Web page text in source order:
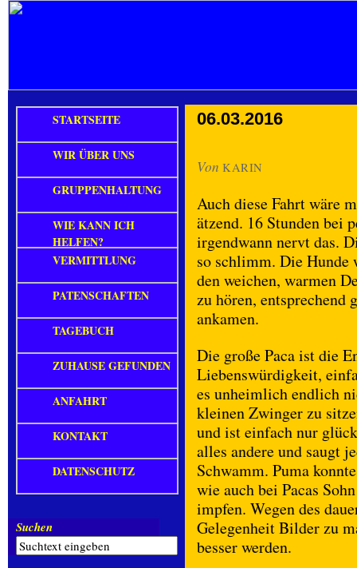
06.03.2016
Von KARIN
Auch diese Fahrt wäre
ätzend. 16 Stunden bei
irgendwann nervt das.
so schlimm. Die
den weichen, warmen
zu hören, entsprechend
ankamen.
Die große Paca ist die
Liebenswürdigkeit,
es unheimlich endlich
kleinen Zwinger zu
und ist einfach nur
alles andere und saugt
Schwamm. Puma
wie auch bei Pacas
impfen. Wegen des
Gelegenheit Bilder zu
besser werden.
STARTSEITE
WIR ÜBER UNS
GRUPPENHALTUNG
WIE KANN ICH
HELFEN?
VERMITTLUNG
PATENSCHAFTEN
TAGEBUCH
ZUHAUSE GEFUNDEN
ANFAHRT
KONTAKT
DATENSCHUTZ
Suchen